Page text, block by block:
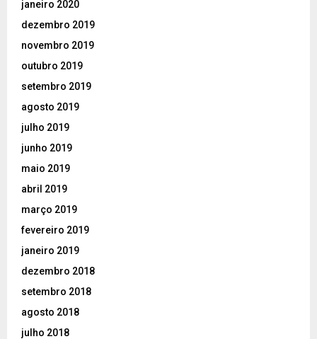
janeiro 2020
dezembro 2019
novembro 2019
outubro 2019
setembro 2019
agosto 2019
julho 2019
junho 2019
maio 2019
abril 2019
março 2019
fevereiro 2019
janeiro 2019
dezembro 2018
setembro 2018
agosto 2018
julho 2018